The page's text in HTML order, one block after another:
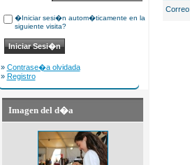
�Iniciar sesi�n autom�ticamente en la
siguiente visita?
» Contrase�a olvidada
» Registro
Imagen del d�a
Correo: